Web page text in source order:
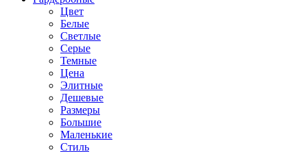
Цвет
Белые
Светлые
Серые
Темные
Цена
Элитные
Дешевые
Размеры
Большие
Маленькие
Стиль